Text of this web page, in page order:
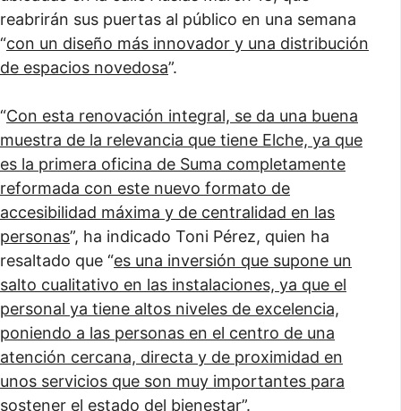
reabrirán sus puertas al público en una semana
“con un diseño más innovador y una distribución
de espacios novedosa”.
“Con esta renovación integral, se da una buena
muestra de la relevancia que tiene Elche, ya que
es la primera oficina de Suma completamente
reformada con este nuevo formato de
accesibilidad máxima y de centralidad en las
personas”, ha indicado Toni Pérez, quien ha
resaltado que “es una inversión que supone un
salto cualitativo en las instalaciones, ya que el
personal ya tiene altos niveles de excelencia,
poniendo a las personas en el centro de una
atención cercana, directa y de proximidad en
unos servicios que son muy importantes para
sostener el estado del bienestar”.